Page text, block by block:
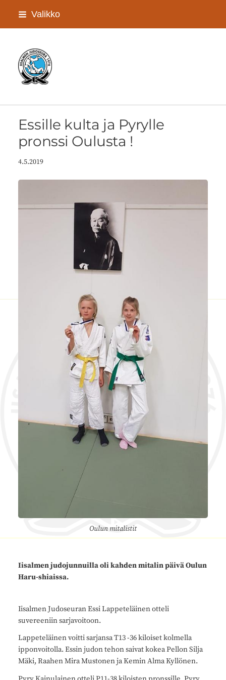
Siirry
Valikko
Iisalmen Judoseura ry
Essille kulta ja Pyrylle
pronssi Oulusta !
4.5.2019
Oulun mitalistit
Iisalmen judojunnuilla oli kahden mitalin päivä Oulun
Haru-shiaissa.
Iisalmen Judoseuran Essi Lappeteläinen otteli
suvereeniin sarjavoitoon.
Lappeteläinen voitti sarjansa T13 -36 kiloiset kolmella
ipponvoitolla. Essin judon tehon saivat kokea Pellon Silja
Mäki, Raahen Mira Mustonen ja Kemin Alma Kyllönen.